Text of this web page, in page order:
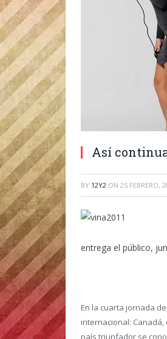
Así
BY 12Y2 ON 25 FEBRERO,
entrega el público,
En la cuarta jornada
internacional: Canadá,
país triunfador se